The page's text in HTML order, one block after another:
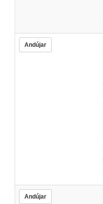
Andújar
Andújar